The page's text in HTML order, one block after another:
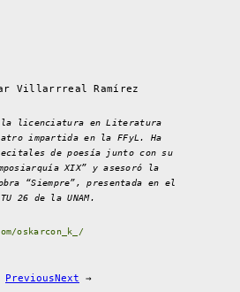
Villarrreal Ramírez
la licenciatura en Literatura
impartida en la FFyL. Ha
de poesía junto con su
XIX” y asesoró la
“Siempre”, presentada en el
26 de la UNAM.
oskarcon_k_/
PreviousNext →